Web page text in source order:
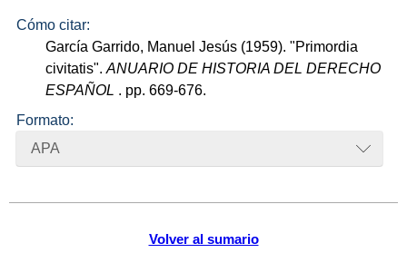
Volver al sumario
Cómo citar:
García Garrido, Manuel Jesús (1959). "Primordia
civitatis".ANUARIO DE HISTORIA DEL DERECHO
ESPAÑOL . pp. 669-676.
Formato:
APA